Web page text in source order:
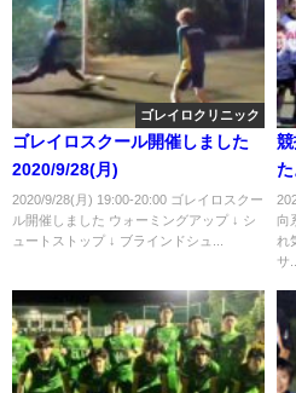
ゴレイロクリニック
ゴレイロスクール開催しました
2020/9/28(月)
2020/9/28(月) 19:00-20:00 ゴレイロスクー
ル開催しました ウォーミングアップ ↓ シ
ュートストップ ↓ ブラインドシュ...
向
れ
サ...